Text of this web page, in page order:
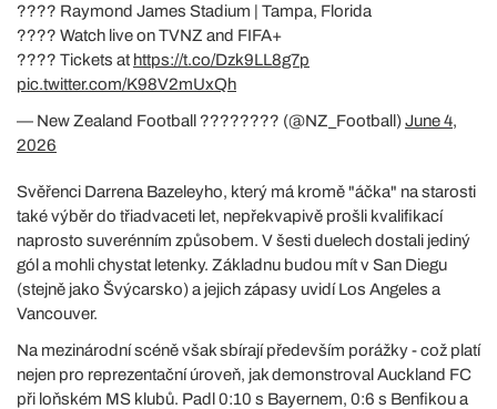
????️ Raymond James Stadium | Tampa, Florida
???? Watch live on TVNZ and FIFA+
????️ Tickets at https://t.co/Dzk9LL8g7p
pic.twitter.com/K98V2mUxQh
— New Zealand Football ???????? (@NZ_Football)June 4,
2026
Svěřenci Darrena Bazeleyho, který má kromě "áčka" na starosti
také výběr do třiadvaceti let, nepřekvapivě prošli kvalifikací
naprosto suverénním způsobem. V šesti duelech dostali jediný
gól a mohli chystat letenky. Základnu budou mít v San Diegu
(stejně jako Švýcarsko) a jejich zápasy uvidí Los Angeles a
Vancouver.
Na mezinárodní scéně však sbírají především porážky - což platí
nejen pro reprezentační úroveň, jak demonstroval Auckland FC
při loňském MS klubů. Padl 0:10 s Bayernem, 0:6 s Benfikou a